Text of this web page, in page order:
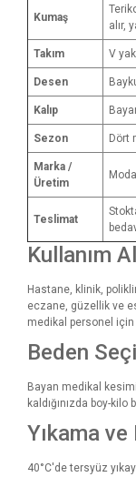
Kumaş
alır,
Takım V
Desen
Kalıp
Sezon Dört
Marka /
Üretim
Teslimat
Kullanım
Hastane, klinik,
eczane, güzellik ve
medikal personel için
Beden
Bayan medikal
kaldığınızda boy-
Yıkama ve
40°C'de tersyüz